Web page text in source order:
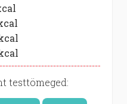
testtömeged: